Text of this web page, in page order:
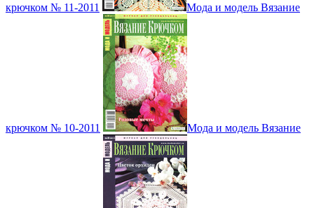
крючком № 11-2011 Мода и модель Вязание
крючком № 10-2011 Мода и модель Вязание